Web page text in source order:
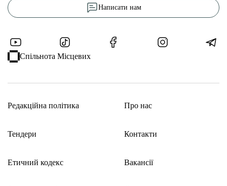
Написати нам
Спільнота Місцевих
Редакційна політика
Тендери
Етичний кодекс
Про нас
Контакти
Вакансії